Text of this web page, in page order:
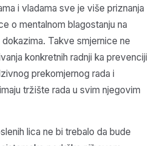
i vladama sve je više priznanja
o mentalnom blagostanju na
Takve smjernice ne
konkretnih radnji ka prevenciji
prekomjernog rada i
tržište rada u svim njegovim
lica ne bi trebalo da bude